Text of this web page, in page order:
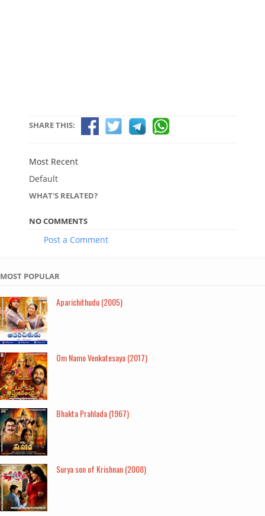
SHARE THIS:
Most Recent
Default
WHAT'S RELATED?
NO COMMENTS
Post a Comment
MOST POPULAR
Aparichithudu (2005)
Om Namo Venkatesaya (2017)
Bhakta Prahlada (1967)
Surya son of Krishnan (2008)